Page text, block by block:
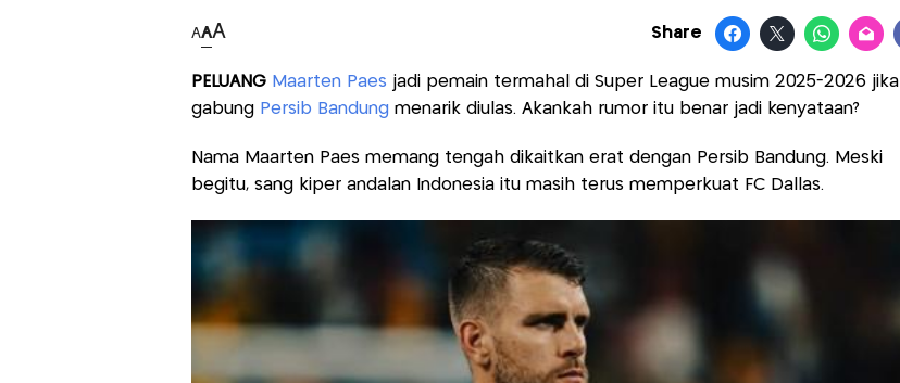
AAA Share
PELUANG Maarten Paes jadi pemain termahal di Super League musim 2025-2026 jika
gabung Persib Bandungmenarik diulas. Akankah rumor itu benar jadi kenyataan?
Nama Maarten Paes memang tengah dikaitkan erat dengan Persib Bandung. Meski
begitu, sang kiper andalan Indonesia itu masih terus memperkuat FC Dallas.